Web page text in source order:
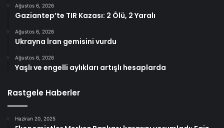
Ağustos 6, 2026
Gaziantep’te TIR Kazası: 2 Ölü, 2 Yaralı
Ağustos 6, 2026
Ukrayna İran gemisini vurdu
Ağustos 6, 2026
Yaşlı ve engelli aylıkları artışlı hesaplarda
Rastgele Haberler
Haziran 20, 2025